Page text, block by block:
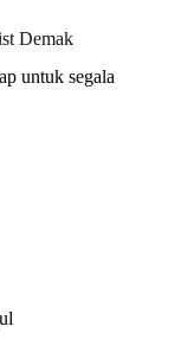
Demak
untuk segala